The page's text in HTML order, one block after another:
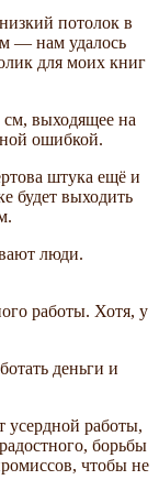
потолок в
— нам удалось
для моих книг
выходящее на
ошибкой.
штука ещё и
будет выходить
люди.
работы. Хотя, у
деньги и
усердной работы,
борьбы
чтобы не